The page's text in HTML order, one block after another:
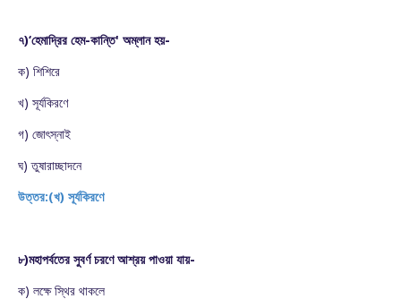
৭)‘হেমাদ্রির হেম-কান্তি' অম্লান হয়-
ক) শিশিরে
খ) সূর্যকিরণে
গ) জোৎস্নাই
ঘ) তুষারাচ্ছাদনে
উত্তর:(খ) সূর্যকিরণে
৮)মহাপর্বতের সুবর্ণ চরণে আশ্রয় পাওয়া যায়-
ক) লক্ষে স্থির থাকলে